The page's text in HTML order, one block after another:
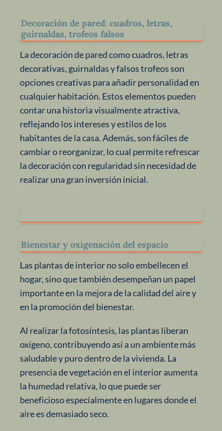
Decoración de pared: cuadros, letras,
guirnaldas, trofeos falsos
La decoración de pared como cuadros, letras
decorativas, guirnaldas y falsos trofeos son
opciones creativas para añadir personalidad en
cualquier habitación. Estos elementos pueden
contar una historia visualmente atractiva,
reflejando los intereses y estilos de los
habitantes de la casa. Además, son fáciles de
cambiar o reorganizar, lo cual permite refrescar
la decoración con regularidad sin necesidad de
realizar una gran inversión inicial.
Bienestar y oxigenación del espacio
Las plantas de interior no solo embellecen el
hogar, sino que también desempeñan un papel
importante en la mejora de la calidad del aire y
en la promoción del bienestar.
Al realizar la fotosíntesis, las plantas liberan
oxígeno, contribuyendo así a un ambiente más
saludable y puro dentro de la vivienda. La
presencia de vegetación en el interior aumenta
la humedad relativa, lo que puede ser
beneficioso especialmente en lugares donde el
aire es demasiado seco.